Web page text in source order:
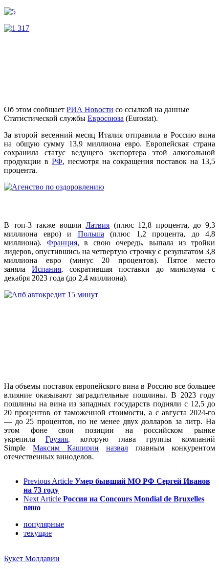
Об этом сообщает РИА Новости со ссылкой на данные
Статистической службы Евросоюза (Eurostat).
За второй весенний месяц Италия отправила в Россию вина
на общую сумму 13,9 миллиона евро. Европейская страна
сохранила статус ведущего экспортера этой алкогольной
продукции в РФ, несмотря на сокращения поставок на 13,5
процента.
В топ-3 также вошлиЛатвия (плюс 12,8 процента, до 9,3
миллиона евро) и Польша (плюс 1,2 процента, до 4,8
миллиона). Франция, в свою очередь, выпала из тройки
лидеров, опустившись на четвертую строчку с результатом 3,8
миллиона евро (минус 20 процентов). Пятое место
заняла Испания, сократившая поставки до минимума с
декабря 2023 года (до 2,4 миллиона).
На объемы поставок европейского вина в Россию все большее
влияние оказывают заградительные пошлины. В 2023 году
пошлины на вина из западных государств подняли с 12,5 до
20 процентов от таможенной стоимости, а с августа 2024-го
— до 25 процентов, но не менее двух долларов за литр. На
этом фоне свои позиции на российском рынке
укрепила Грузия, которую глава группы компаний
Simple Максим Каширин назвал главным конкурентом
отечественных виноделов.
Previous Article Умер бывший МО РФ Сергей Иванов
на 73 году
Next Article Россия на Concours Mondial de Bruxelles
вино
популярные
текущие
Букет Молдавии